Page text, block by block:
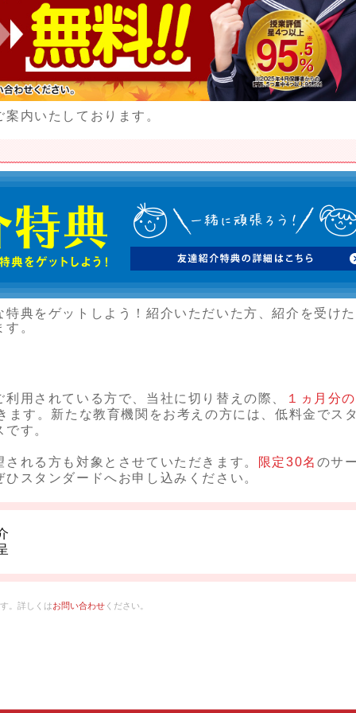
内いたしております。
典をゲットしよう！紹介いただいた方、紹介を受け
。
用されている方で、当社に切り替えの際、
１ヵ月分
ます。新たな教育機関をお考えの方には、低料金でス
す。
れる方も対象とさせていただきます。 限定30名 のサ
スタンダードへお申し込みください。
。詳しくはお問い合わせ ください。